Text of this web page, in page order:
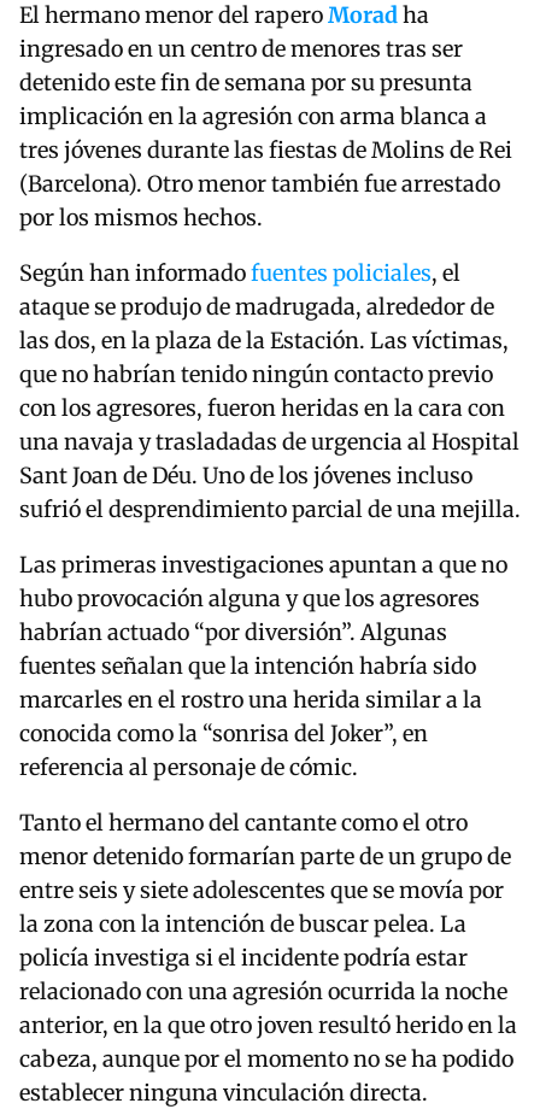
El hermano menor del raperoMoradha
ingresado en un centro de menores tras ser
detenido este fin de semana por su presunta
implicación en la agresión con arma blanca a
tres jóvenes durante las fiestas de Molins de Rei
(Barcelona). Otro menor también fue arrestado
por los mismos hechos.
Según han informadofuentes policiales, el
ataque se produjo de madrugada, alrededor de
las dos, en la plaza de la Estación. Las víctimas,
que no habrían tenido ningún contacto previo
con los agresores, fueron heridas en la cara con
una navaja y trasladadas de urgencia al Hospital
Sant Joan de Déu. Uno de los jóvenes incluso
sufrió el desprendimiento parcial de una mejilla.
Las primeras investigaciones apuntan a que no
hubo provocación alguna y que los agresores
habrían actuado “por diversión”. Algunas
fuentes señalan que la intención habría sido
marcarles en el rostro una herida similar a la
conocida como la “sonrisa del Joker”, en
referencia al personaje de cómic.
Tanto el hermano del cantante como el otro
menor detenido formarían parte de un grupo de
entre seis y siete adolescentes que se movía por
la zona con la intención de buscar pelea. La
policía investiga si el incidente podría estar
relacionado con una agresión ocurrida la noche
anterior, en la que otro joven resultó herido en la
cabeza, aunque por el momento no se ha podido
establecer ninguna vinculación directa.